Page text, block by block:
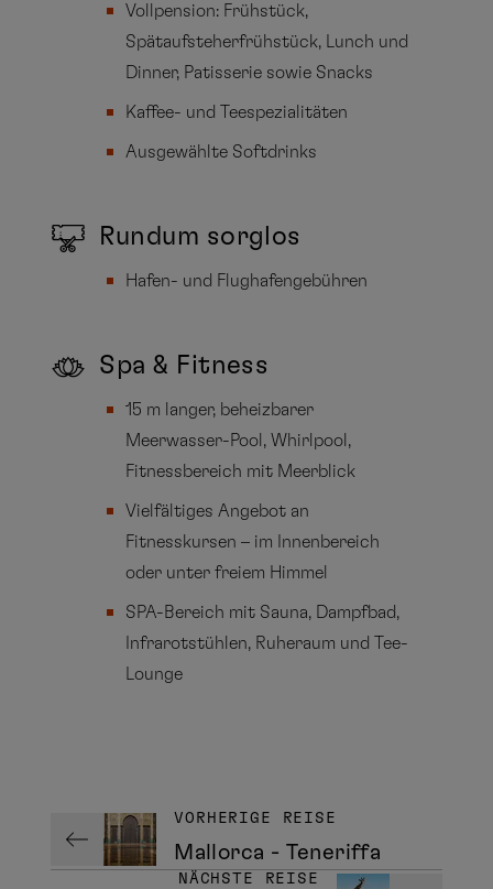
Vollpension: Frühstück,
Spätaufsteherfrühstück, Lunch und
Dinner, Patisserie sowie Snacks
Kaffee- und Teespezialitäten
Ausgewählte Softdrinks
Rundum sorglos
Hafen- und Flughafengebühren
Spa & Fitness
15 m langer, beheizbarer
Meerwasser-Pool, Whirlpool,
Fitnessbereich mit Meerblick
Vielfältiges Angebot an
Fitnesskursen – im Innenbereich
oder unter freiem Himmel
SPA-Bereich mit Sauna, Dampfbad,
Infrarotstühlen, Ruheraum und Tee-
Lounge
VORHERIGE REISE
Mallorca - Teneriffa
NÄCHSTE REISE